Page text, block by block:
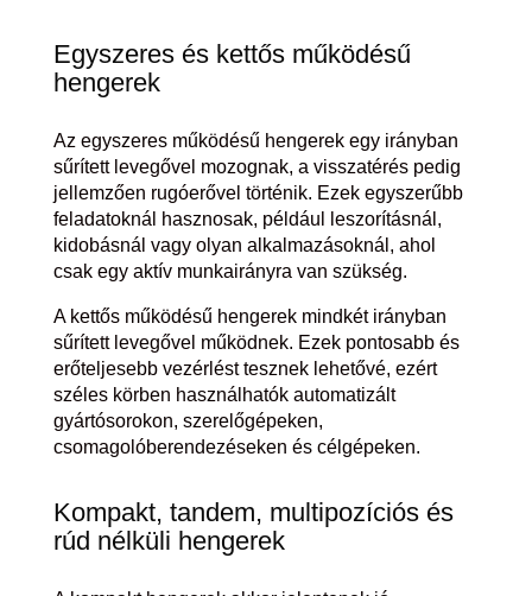
Egyszeres és kettős működésű
hengerek
Az egyszeres működésű hengerek egy irányban
sűrített levegővel mozognak, a visszatérés pedig
jellemzően rugóerővel történik. Ezek egyszerűbb
feladatoknál hasznosak, például leszorításnál,
kidobásnál vagy olyan alkalmazásoknál, ahol
csak egy aktív munkairányra van szükség.
A kettős működésű hengerek mindkét irányban
sűrített levegővel működnek. Ezek pontosabb és
erőteljesebb vezérlést tesznek lehetővé, ezért
széles körben használhatók automatizált
gyártósorokon, szerelőgépeken,
csomagolóberendezéseken és célgépeken.
Kompakt, tandem, multipozíciós és
rúd nélküli hengerek